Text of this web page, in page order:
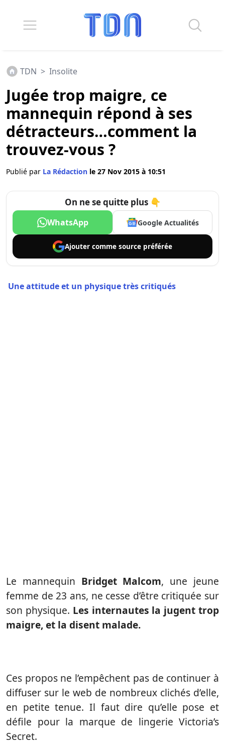
TDN > Insolite
Jugée trop maigre, ce
mannequin répond à ses
détracteurs…comment la
trouvez-vous ?
Publié par La Rédaction le 27 Nov 2015 à 10:51
On ne se quitte plus 👇
WhatsApp Google Actualités
Ajouter comme source préférée
Une attitude et un physique très critiqués
Le mannequin Bridget Malcom, une jeune
femme de 23 ans, ne cesse d’être critiquée sur
son physique. Les internautes la jugent trop
maigre, et la disent malade.
Ces propos ne l’empêchent pas de continuer à
diffuser sur le web de nombreux clichés d’elle,
en petite tenue. Il faut dire qu’elle pose et
défile pour la marque de lingerie Victoria’s
Secret.